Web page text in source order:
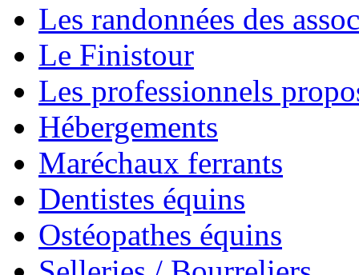
Les randonnées des
Le Finistour
Les professionnels
Hébergements
Maréchaux ferrants
Dentistes équins
Ostéopathes équins